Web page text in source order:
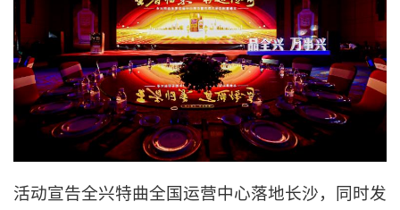
活动宣告全兴特曲全国运营中心落地长沙，同时发